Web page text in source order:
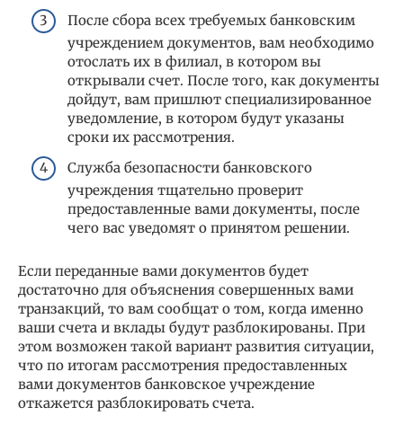
После сбора всех требуемых банковским
учреждением документов, вам необходимо
отослать их в филиал, в котором вы
открывали счет. После того, как документы
дойдут, вам пришлют специализированное
уведомление, в котором будут указаны
сроки их рассмотрения.
Служба безопасности банковского
учреждения тщательно проверит
предоставленные вами документы, после
чего вас уведомят о принятом решении.
Если переданные вами документов будет
достаточно для объяснения совершенных вами
транзакций, то вам сообщат о том, когда именно
ваши счета и вклады будут разблокированы. При
этом возможен такой вариант развития ситуации,
что по итогам рассмотрения предоставленных
вами документов банковское учреждение
откажется разблокировать счета.